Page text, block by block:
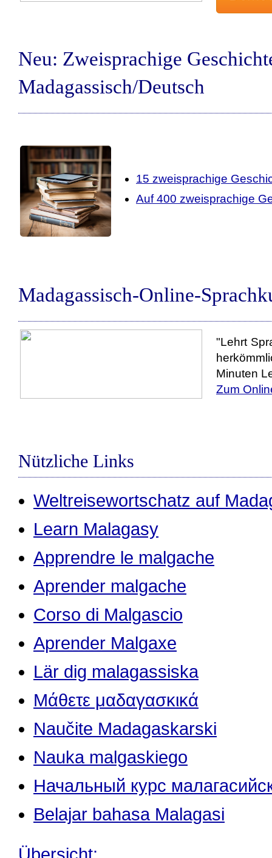
Neu: Zweisprachige
Madagassisch/Deutsch
15 zweisprachige
Auf 400 zweisprachige
Madagassisch-Online-
"Lehrt
Minuten
Zum
Nützliche Links
Weltreisewortschatz auf
Learn Malagasy
Apprendre le malgache
Aprender malgache
Corso di Malgascio
Aprender Malgaxe
Lär dig malagassiska
Μάθετε μαδαγασκικά
Naučite Madagaskarski
Nauka malgaskiego
Начальный курс
Belajar bahasa Malagasi